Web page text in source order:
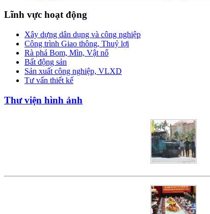
Lĩnh vực hoạt động
Xây dựng dân dụng và công nghiệp
Công trình Giao thông, Thuỷ lợi
Rà phá Bom, Mìn, Vật nổ
Bất động sản
Sản xuất công nghiệp, VLXD
Tư vấn thiết kế
Thư viện hình ảnh